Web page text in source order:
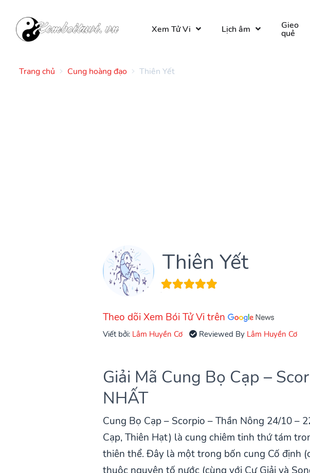
Xem Tử Vi Lịch âm Gieo
quẻ
Trang chủ Cung hoàng đạo Thiên Yết
Thiên Yết
Theo dõi Xem Bói Tử Vi trên
Viết bởi: Lâm Huyền Cơ Reviewed By Lâm Huyền Cơ
Giải Mã Cung Bọ Cạp –
NHẤT
Cung Bọ Cạp – Scorpio – Thần Nông 24/10 –
Cạp, Thiên Hạt) là cung chiêm tinh thứ tám
thiên thể. Đây là một trong bốn cung Cố định
thuộc nguyên tố nước (cùng với Cự Giải và